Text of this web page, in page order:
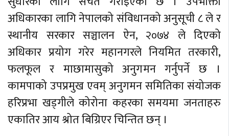
अधिकारका लागि नेपालको संविधानको अनुसूची ८ ले र
स्थानीय सरकार सञ्चालन ऐन, २०७४ ले दिएको
अधिकार प्रयोग गरेर महानगरले नियमित तरकारी,
फलफूल र माछामासुको अनुगमन गर्नुपर्ने छ ।
कामपाको उपप्रमुख एवम् अनुगमन समितिका संयोजक
हरिप्रभा खड्गीले कोरोना कहरका समयमा जनताहरु
एकातिर आय श्रोत बिग्रिएर चिन्तित छन् ।